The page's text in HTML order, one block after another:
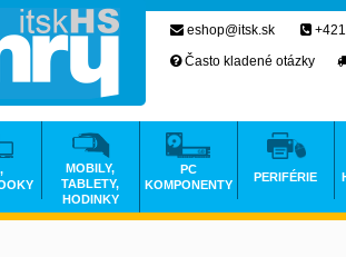
eshop@itsk.sk
Často kladené otázky
MOBILY,
TABLETY,
HODINKY
PC
KOMPONENTY
PERIFÉRIE